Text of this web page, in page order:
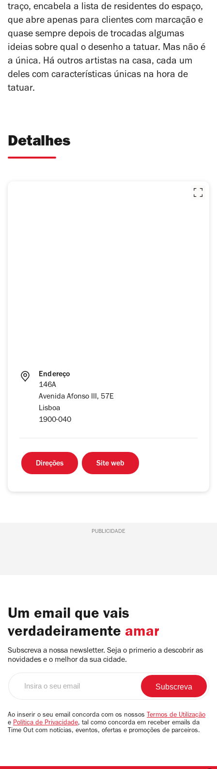
traço, encabela a lista de residentes do espaço,
que abre apenas para clientes com marcação e
quase sempre depois de trocadas algumas
ideias sobre qual o desenho a tatuar. Mas não é
a única. Há outros artistas na casa, cada um
deles com características únicas na hora de
tatuar.
Detalhes
Endereço
146A
Avenida Afonso III, 57E
Lisboa
1900-040
Direções Site web
PUBLICIDADE
Um email que vais
verdadeiramente amar
Subscreva a nossa newsletter. Seja o primerio a descobrir as
novidades e o melhor da sua cidade.
email
Ao inserir o seu email concorda com os nossos Termos de Utilização
e Política de Privacidade, tal como concorda em receber emails da
Time Out com notícias, eventos, ofertas e promoções de parceiros.